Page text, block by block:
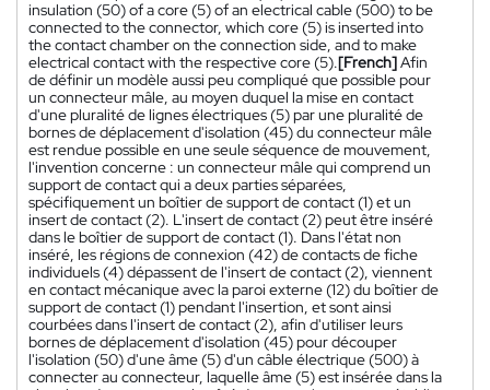
insulation (50) of a core (5) of an electrical cable (500) to be
connected to the connector, which core (5) is inserted into
the contact chamber on the connection side, and to make
electrical contact with the respective core (5).[French]Afin
de définir un modèle aussi peu compliqué que possible pour
un connecteur mâle, au moyen duquel la mise en contact
d'une pluralité de lignes électriques (5) par une pluralité de
bornes de déplacement d'isolation (45) du connecteur mâle
est rendue possible en une seule séquence de mouvement,
l'invention concerne : un connecteur mâle qui comprend un
support de contact qui a deux parties séparées,
spécifiquement un boîtier de support de contact (1) et un
insert de contact (2). L'insert de contact (2) peut être inséré
dans le boîtier de support de contact (1). Dans l'état non
inséré, les régions de connexion (42) de contacts de fiche
individuels (4) dépassent de l'insert de contact (2), viennent
en contact mécanique avec la paroi externe (12) du boîtier de
support de contact (1) pendant l'insertion, et sont ainsi
courbées dans l'insert de contact (2), afin d'utiliser leurs
bornes de déplacement d'isolation (45) pour découper
l'isolation (50) d'une âme (5) d'un câble électrique (500) à
connecter au connecteur, laquelle âme (5) est insérée dans la